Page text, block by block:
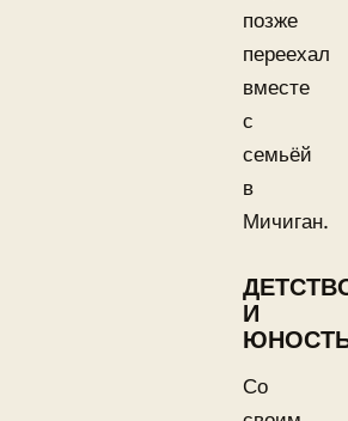
позже
переехал
вместе
с
семьёй
в
Мичиган.
И
Со